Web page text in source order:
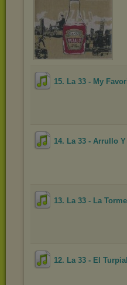
15. La 33 - My
14. La 33 - Arrullo
13. La 33 - La
12. La 33 - El Turpial